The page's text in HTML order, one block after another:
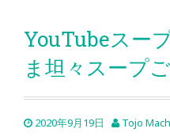
YouTubeスー
ま坦々スープご
2020年9月19日 Tojo